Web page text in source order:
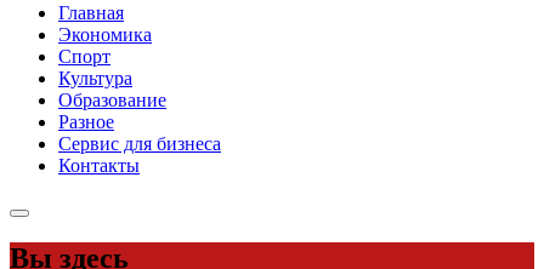
Главная
Экономика
Спорт
Культура
Образование
Разное
Сервис для бизнеса
Контакты
Вы здесь